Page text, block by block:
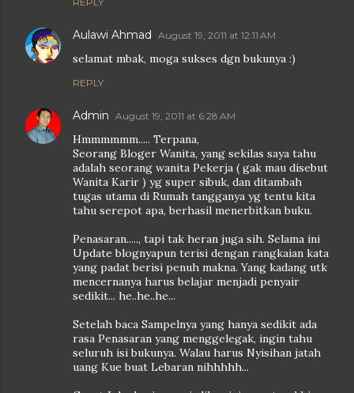
Aulawi Ahmad August 19, 2011 at 12:11 AM
selamat mbak, moga sukses dgn bukunya :)
REPLY
Admin August 19, 2011 at 6:28 AM
Hmmmmmm..... Terpana,
Seorang Bloger Wanita, yang sekilas saya tahu
adalah seorang wanita Pekerja ( gak mau disebut
Wanita Karir ) yg super sibuk, dan ditambah
tugas utama di Rumah tangganya yg tentu kita
tahu serepot apa, berhasil menerbitkan buku.
Penasaran....., tapi tak heran juga sih. Selama ini
Update blognyapun terisi dengan rangkaian kata
yang padat berisi penuh makna. Yang kadang utk
mencernanya harus belajar menjadi penyair
sedikit... he..he..he...
Setelah baca Sampelnya yang hanya sedikit ada
rasa Penasaran yang menggelegak, ingin tahu
seluruh isi bukunya. Walau harus Nyisihan jatah
uang Kue buat Lebaran nihhhhh...